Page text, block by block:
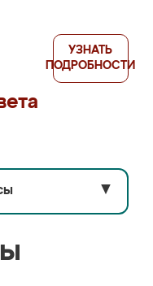
УЗНАТЬ
ПОДРОБНОСТИ
▼